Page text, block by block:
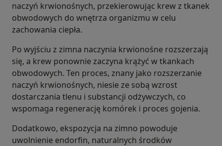
naczyń krwionośnych, przekierowując krew z tkanek
obwodowych do wnętrza organizmu w celu
zachowania ciepła.
Po wyjściu z zimna naczynia krwionośne rozszerzają
się, a krew ponownie zaczyna krążyć w tkankach
obwodowych. Ten proces, znany jako rozszerzanie
naczyń krwionośnych, niesie ze sobą wzrost
dostarczania tlenu i substancji odżywczych, co
wspomaga regenerację komórek i proces gojenia.
Dodatkowo, ekspozycja na zimno powoduje
uwolnienie endorfin, naturalnych środków